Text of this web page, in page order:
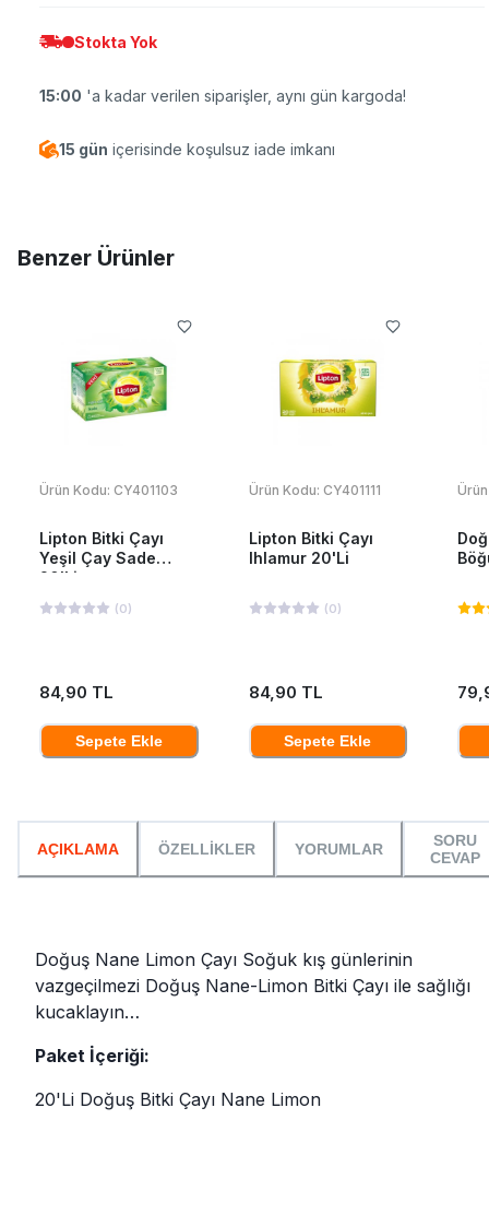
Stokta Yok
15:00 'a kadar verilen siparişler, aynı gün kargoda!
15 gün içerisinde koşulsuz iade imkanı
Benzer Ürünler
Ürün Kodu: CY401103
Lipton Bitki Çayı
Yeşil Çay Sade
20'Li
(0)
84,90 TL
Sepete Ekle
Ürün Kodu: CY401111
Lipton Bitki Çayı
Ihlamur 20'Li
(0)
84,90 TL
Sepete Ekle
AÇIKLAMA ÖZELLİKLER YORUMLAR
SORU
CEVAP
Doğuş Nane Limon Çayı Soğuk kış günlerinin
vazgeçilmezi Doğuş Nane-Limon Bitki Çayı ile sağlığı
kucaklayın…
Paket İçeriği:
20'Li Doğuş Bitki Çayı Nane Limon